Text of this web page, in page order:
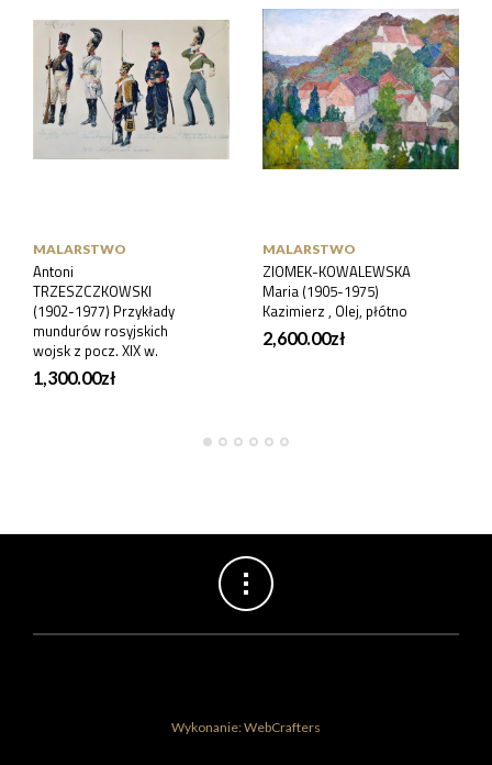
MALARSTWO
Antoni
TRZESZCZKOWSKI
(1902-1977) Przykłady
mundurów rosyjskich
wojsk z pocz. XIX w.
1,300.00zł
MALARSTWO
ZIOMEK-KOWALEWSKA
Maria (1905-1975)
Kazimierz , Olej, płótno
2,600.00zł
Wykonanie: WebCrafters